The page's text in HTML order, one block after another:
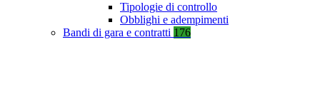
Tipologie di controllo
Obblighi e adempimenti
Bandi di gara e contratti 176